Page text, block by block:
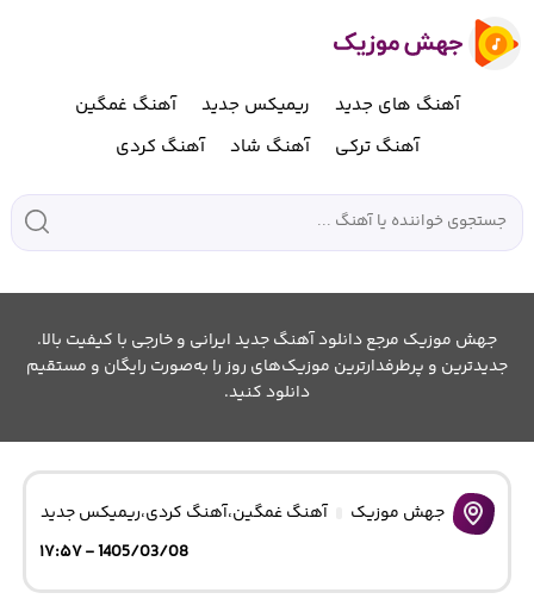
آهنگ های جدید ریمیکس جدید
آهنگ غمگین
آهنگ ترکی
آهنگ شاد آهنگ کردی
جهش موزیک مرجع دانلود آهنگ جدید ایرانی و خارجی با کیفیت بالا.
جدیدترین و پرطرفدارترین موزیک‌های روز را به‌صورت رایگان و مستقیم
دانلود کنید.
جهش موزیک آهنگ غمگین،آهنگ کردی،ریمیکس جدید
1405/03/08 - ۱۷:۵۷